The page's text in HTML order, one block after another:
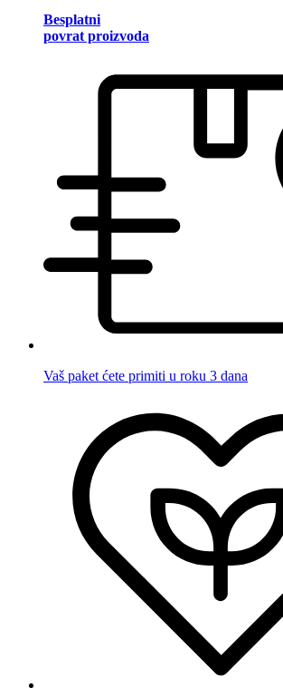
Besplatni
povrat proizvoda
Vaš paket ćete primiti u roku 3 dana